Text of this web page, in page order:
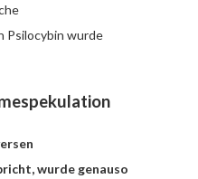
Psilocybin wurde
wurde genauso